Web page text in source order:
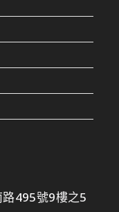
495號9樓之5